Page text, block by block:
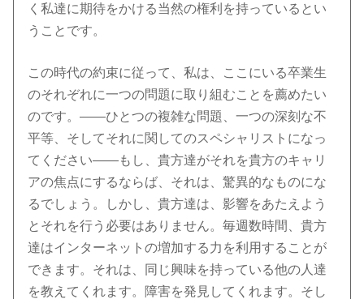
く私達に期待をかける当然の権利を持っているとい
うことです。
この時代の約束に従って、私は、ここにいる卒業生
のそれぞれに一つの問題に取り組むことを薦めたい
のです。――ひとつの複雑な問題、一つの深刻な不
平等、そしてそれに関してのスペシャリストになっ
てください――もし、貴方達がそれを貴方のキャリ
アの焦点にするならば、それは、驚異的なものにな
るでしょう。しかし、貴方達は、影響をあたえよう
とそれを行う必要はありません。毎週数時間、貴方
達はインターネットの増加する力を利用することが
できます。それは、同じ興味を持っている他の人達
を教えてくれます。障害を発見してくれます。そし